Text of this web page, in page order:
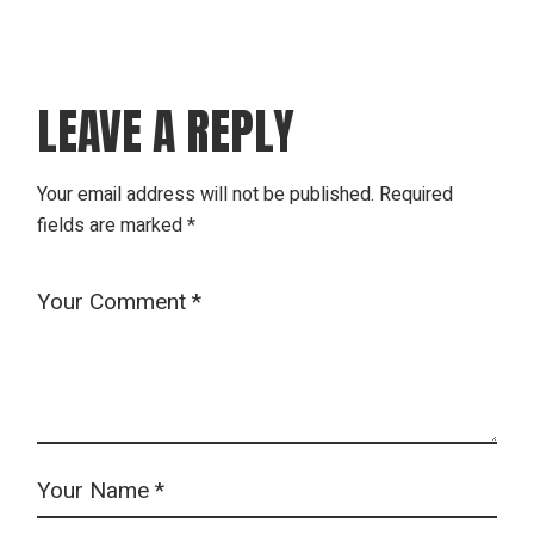
LEAVE A REPLY
Your email address will not be published. Required
fields are marked*